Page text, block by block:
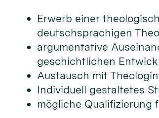
Erwerb einer
deutschsprachigen
argumentative
geschichtlichen
Austausch mit
Individuell gestaltetes
mögliche Qualifizierung